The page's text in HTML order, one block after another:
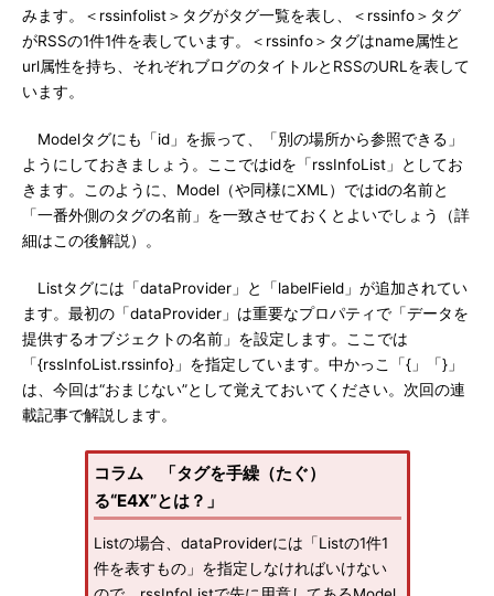
みます。＜rssinfolist＞タグがタグ一覧を表し、＜rssinfo＞タグ
がRSSの1件1件を表しています。＜rssinfo＞タグはname属性と
url属性を持ち、それぞれブログのタイトルとRSSのURLを表して
います。
Modelタグにも「id」を振って、「別の場所から参照できる」
ようにしておきましょう。ここではidを「rssInfoList」としてお
きます。このように、Model（や同様にXML）ではidの名前と
「一番外側のタグの名前」を一致させておくとよいでしょう（詳
細はこの後解説）。
Listタグには「dataProvider」と「labelField」が追加されてい
ます。最初の「dataProvider」は重要なプロパティで「データを
提供するオブジェクトの名前」を設定します。ここでは
「{rssInfoList.rssinfo}」を指定しています。中かっこ「{」「}」
は、今回は“おまじない”として覚えておいてください。次回の連
載記事で解説します。
コラム 「タグを手繰（たぐ）
る“E4X”とは？」
Listの場合、dataProviderには「Listの1件1
件を表すもの」を指定しなければいけない